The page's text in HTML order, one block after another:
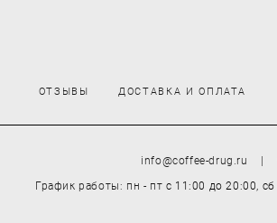
ОТЗЫВЫ ДОСТАВКА И ОПЛАТА
info@coffee-drug.ru |
График работы: пн - пт с 11:00 до 20:00,